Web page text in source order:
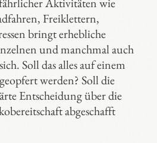
Freiklettern,
bringt erhebliche
und manchmal auch
Soll das alles auf einem
werden? Soll die
Entscheidung über die
abgeschafft